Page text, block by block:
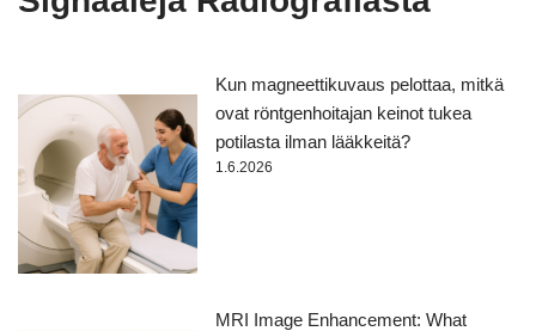
Kun magneettikuvaus pelottaa, mitkä
ovat röntgenhoitajan keinot tukea
potilasta ilman lääkkeitä?
1.6.2026
MRI Image Enhancement: What